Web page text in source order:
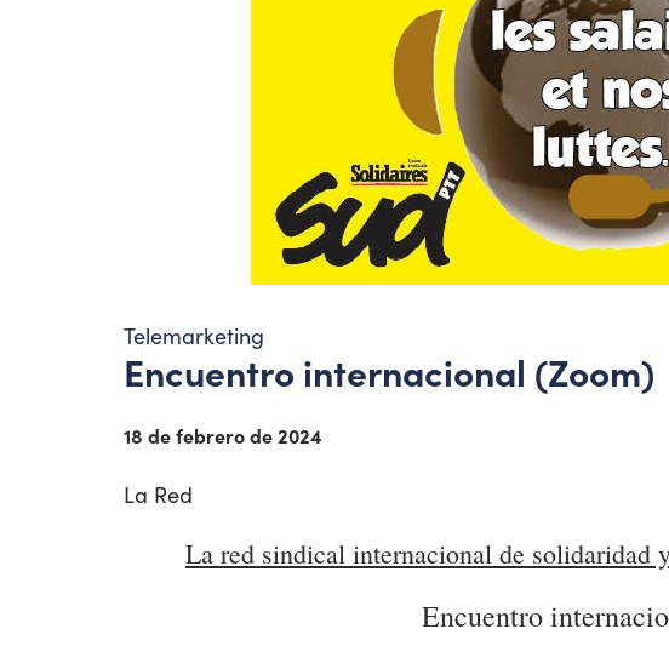
Telemarketing
Encuentro internacional (Zoom)
18 de febrero de 2024
La Red
La red sindical internacional de solidaridad
Encuentro